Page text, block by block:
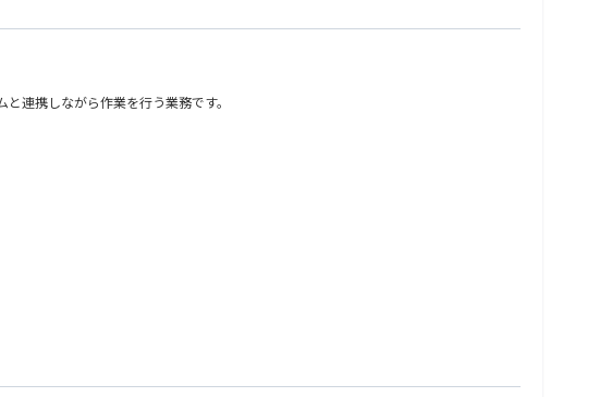
な追加ニーズが確認された際には、既存顧客および潜在顧客に適切な情報を提供す
連携しながら作業を行う業務です。